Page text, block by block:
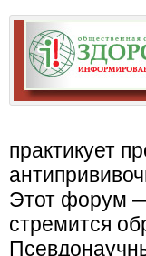
практикует
Этот форум —
стремится